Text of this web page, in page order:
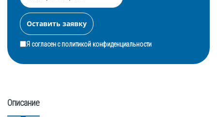
Я согласен сполитикой конфиденциальности
Описание